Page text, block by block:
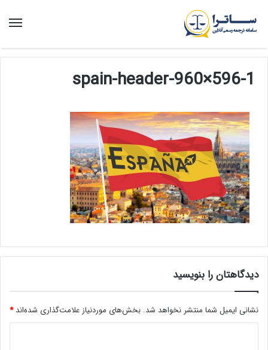
منو
spain-header-960×596-1
دیدگاهتان را بنویسید
نشانی ایمیل شما منتشر نخواهد شد. بخش‌های موردنیاز علامت‌گذاری شده‌اند*